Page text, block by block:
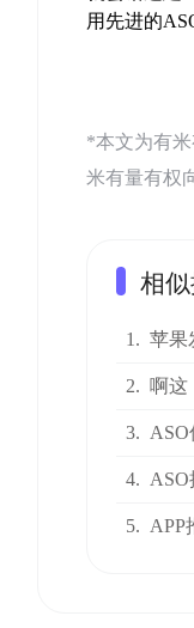
用先进的
*本文为有米
米有量有权
相
1. 苹果
2. 啊这
3.
4. ASO
5. APP